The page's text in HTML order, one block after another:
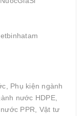
Phụ kiện ngành
nước HDPE,
PPR, Vật tư